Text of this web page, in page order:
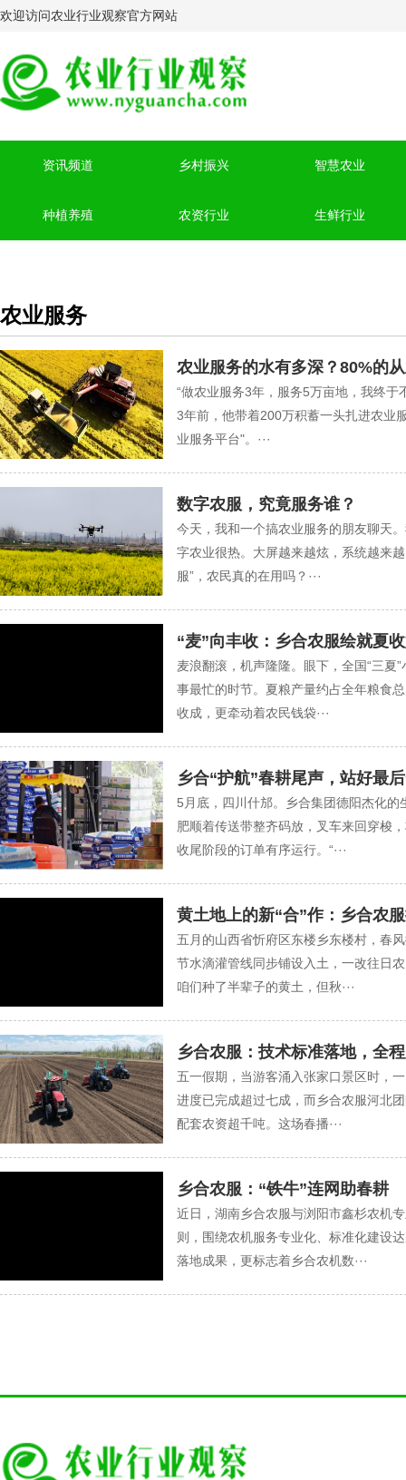
欢迎访问农业行业观察官方网站
资讯频道 乡村振兴 智慧农业
种植养殖 农资行业 生鲜行业
农业服务
农业服务的水有多深？80%的
“做农业服务3年，服务5万亩地，我终
3年前，他带着200万积蓄一头扎进农业
业服务平台"。···
数字农服，究竟服务谁？
今天，我和一个搞农业服务的朋友聊天
字农业很热。大屏越来越炫，系统越来
服”，农民真的在用吗？···
“麦”向丰收：乡合农服绘就夏
麦浪翻滚，机声隆隆。眼下，全国“三夏
事最忙的时节。夏粮产量约占全年粮食
收成，更牵动着农民钱袋···
乡合“护航”春耕尾声，站好最
5月底，四川什邡。乡合集团德阳杰化
肥顺着传送带整齐码放，叉车来回穿梭
收尾阶段的订单有序运行。“···
黄土地上的新“合”作：乡合农
五月的山西省忻府区东楼乡东楼村，春
节水滴灌管线同步铺设入土，一改往日
咱们种了半辈子的黄土，但秋···
乡合农服：技术标准落地，全
五一假期，当游客涌入张家口景区时，
进度已完成超过七成，而乡合农服河北
配套农资超千吨。这场春播···
乡合农服：“铁牛”连网助春耕
近日，湖南乡合农服与浏阳市鑫杉农机
则，围绕农机服务专业化、标准化建设
落地成果，更标志着乡合农机数···